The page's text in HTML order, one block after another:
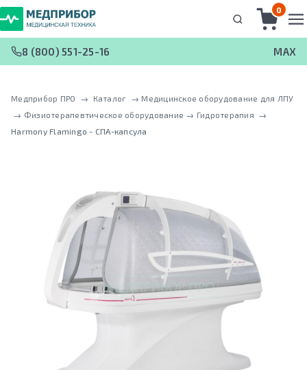
0
8 (800) 551-25-16 MAX
Медприбор ПРО → Каталог → Медицинское оборудование для ЛПУ
→ Физиотерапевтическое оборудование → Гидротерапия →
Harmony Flamingo - СПА-капсула